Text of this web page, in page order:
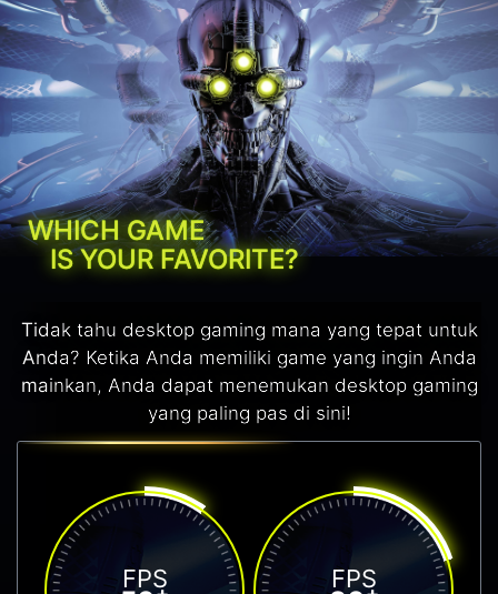
WHICH GAME
IS YOUR FAVORITE?
Tidak tahu desktop gaming mana yang tepat untuk
Anda? Ketika Anda memiliki game yang ingin Anda
mainkan, Anda dapat menemukan desktop gaming
yang paling pas di sini!
FPS FPS